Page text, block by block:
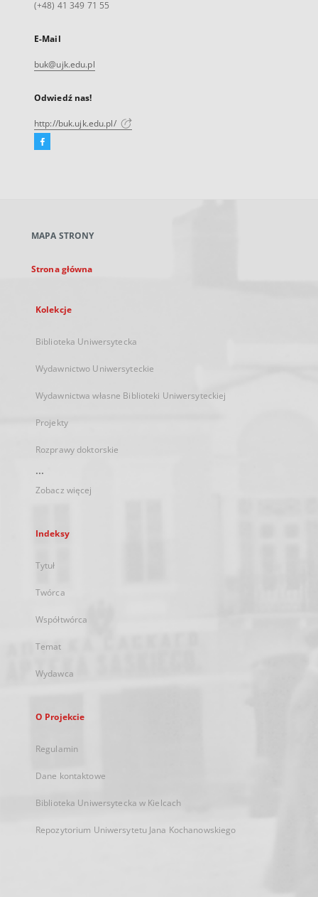
(+48) 41 349 71 55
E-Mail
buk@ujk.edu.pl
Odwiedź nas!
http://buk.ujk.edu.pl/
Facebook
karcie
MAPA STRONY
Strona główna
Kolekcje
Biblioteka Uniwersytecka
Wydawnictwo Uniwersyteckie
Wydawnictwa własne Biblioteki Uniwersyteckiej
Projekty
Rozprawy doktorskie
...
Zobacz więcej
Indeksy
Tytuł
Twórca
Współtwórca
Temat
Wydawca
O Projekcie
Regulamin
Dane kontaktowe
Biblioteka Uniwersytecka w Kielcach
Repozytorium Uniwersytetu Jana Kochanowskiego